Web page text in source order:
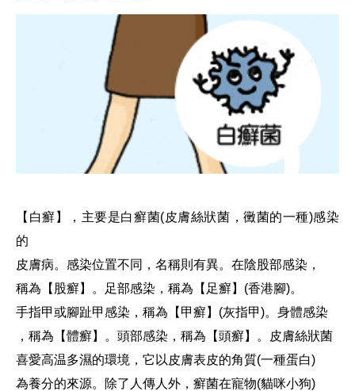
【白癬】，主要是白癬菌(皮膚絲狀菌，黴菌的一種)感染
的
皮膚病。感染位置不同，名稱則有異。在陰股部感染，
稱為【股癬】。足部感染，稱為【足癬】 (香港腳)。
手指甲或腳趾甲感染，稱為【甲癬】 (灰指甲)。身體感染
，稱為【體癬】。頭部感染，稱為【頭癬】。皮膚絲狀菌
喜愛高温多濕的環境，它以皮膚表皮的角質(一種蛋白)
為養分的來源。除了人傳人外，癬菌在寵物(貓咪小狗)